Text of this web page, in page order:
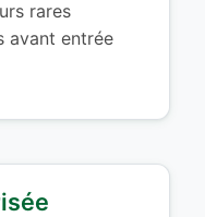
rares
avant entrée